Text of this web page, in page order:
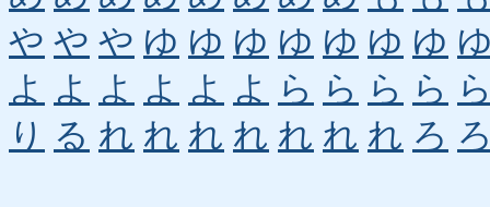
や や や ゆ ゆ ゆ ゆ ゆ ゆ ゆ
よ よ よ よ よ よ ら ら ら ら
り る れ れ れ れ れ れ れ ろ